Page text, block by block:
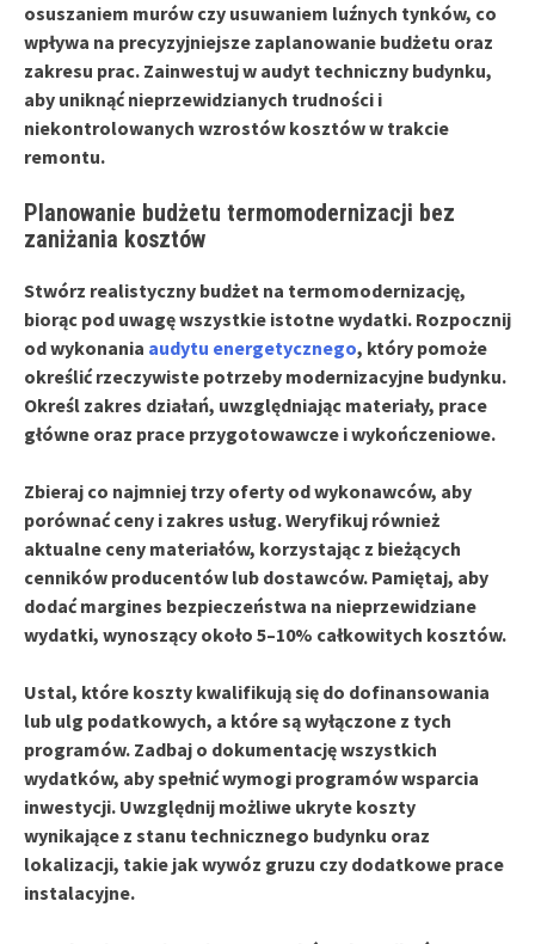
osuszaniem murów czy usuwaniem luźnych tynków, co
wpływa na precyzyjniejsze zaplanowanie budżetu oraz
zakresu prac. Zainwestuj w audyt techniczny budynku,
aby uniknąć nieprzewidzianych trudności i
niekontrolowanych wzrostów kosztów w trakcie
remontu.
Planowanie budżetu termomodernizacji bez
zaniżania kosztów
Stwórz realistyczny budżet na termomodernizację,
biorąc pod uwagę wszystkie istotne wydatki. Rozpocznij
od wykonania audytu energetycznego, który pomoże
określić rzeczywiste potrzeby modernizacyjne budynku.
Określ zakres działań, uwzględniając materiały, prace
główne oraz prace przygotowawcze i wykończeniowe.
Zbieraj co najmniej trzy oferty od wykonawców, aby
porównać ceny i zakres usług. Weryfikuj również
aktualne ceny materiałów, korzystając z bieżących
cenników producentów lub dostawców. Pamiętaj, aby
dodać margines bezpieczeństwa na nieprzewidziane
wydatki, wynoszący około 5–10% całkowitych kosztów.
Ustal, które koszty kwalifikują się do dofinansowania
lub ulg podatkowych, a które są wyłączone z tych
programów. Zadbaj o dokumentację wszystkich
wydatków, aby spełnić wymogi programów wsparcia
inwestycji. Uwzględnij możliwe ukryte koszty
wynikające z stanu technicznego budynku oraz
lokalizacji, takie jak wywóz gruzu czy dodatkowe prace
instalacyjne.